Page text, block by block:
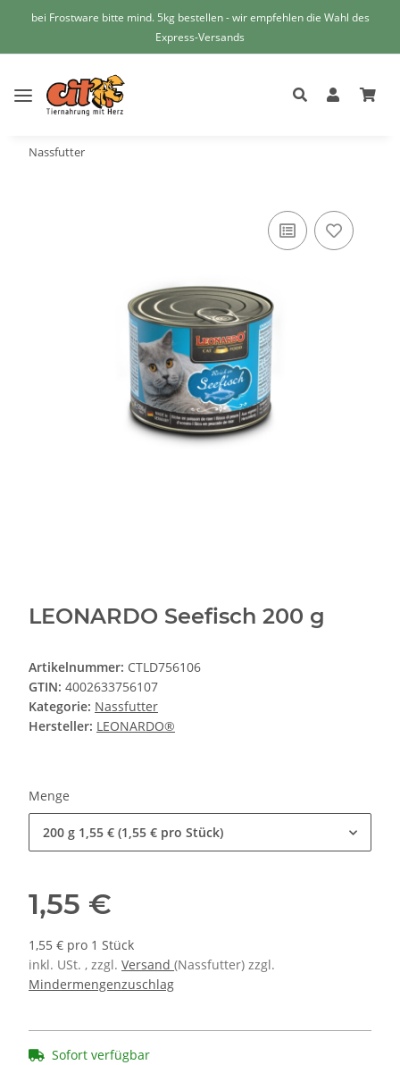
bei Frostware bitte mind. 5kg bestellen - wir empfehlen die Wahl des
Express-Versands
Nassfutter
LEONARDO Seefisch 200 g
Artikelnummer: CTLD756106
GTIN: 4002633756107
Kategorie: Nassfutter
Hersteller: LEONARDO®
Menge
200 g 1,55 € (1,55 € pro Stück)
1,55 €
1,55 € pro 1 Stück
inkl. USt. , zzgl. Versand (Nassfutter) zzgl.
Mindermengenzuschlag
Sofort verfügbar